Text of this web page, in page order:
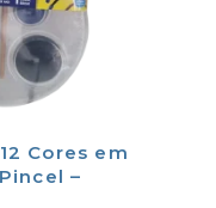
Cores em
–